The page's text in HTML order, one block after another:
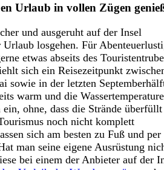
Urlaub in vollen Zügen
und ausgeruht auf der Insel
losgehen. Für
etwas abseits des
sich ein Reisezeitpunkt
sowie in der letzten
warm und die
ohne, dass die Strände
noch nicht komplett
sich am besten zu Fuß und per
man seine eigene Ausrüstung
bei einem der Anbieter auf der